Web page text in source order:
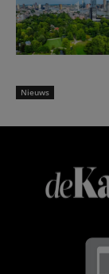
Nieuws